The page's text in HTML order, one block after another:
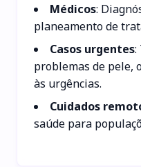
Médicos:
planeamento de
Casos urgentes:
problemas de pele,
às urgências.
Cuidados
saúde para